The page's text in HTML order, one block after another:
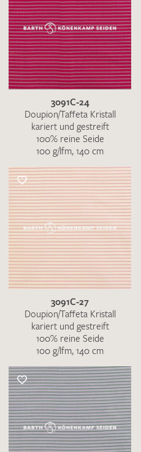
3091C-24
Doupion/Taffeta Kristall
kariert und gestreift
100% reine Seide
100 g/lfm, 140 cm
3091C-27
Doupion/Taffeta Kristall
kariert und gestreift
100% reine Seide
100 g/lfm, 140 cm